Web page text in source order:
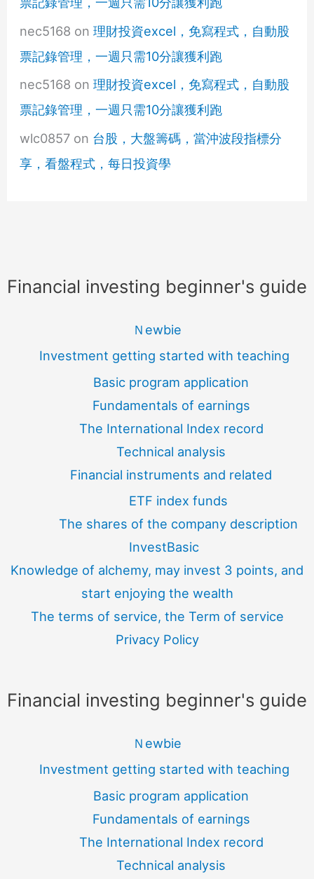
nec5168 on理財投資excel，免寫程式，自動股
票記錄管理，一週只需10分讓獲利跑
nec5168 on理財投資excel，免寫程式，自動股
票記錄管理，一週只需10分讓獲利跑
wlc0857 on 台股，大盤籌碼，當沖波段指標分
享，看盤程式，每日投資學
Financial investing beginner's guide
Ｎewbie
Investment getting started with teaching
Basic program application
Fundamentals of earnings
The International Index record
Technical analysis
Financial instruments and related
ETF index funds
The shares of the company description
InvestBasic
Knowledge of alchemy, may invest 3 points, and
start enjoying the wealth
The terms of service, the Term of service
Privacy Policy
Financial investing beginner's guide
Ｎewbie
Investment getting started with teaching
Basic program application
Fundamentals of earnings
The International Index record
Technical analysis